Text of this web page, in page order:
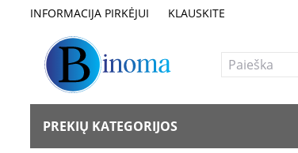
INFORMACIJA PIRKĖJUI KLAUSKITE
PREKIŲ KATEGORIJOS